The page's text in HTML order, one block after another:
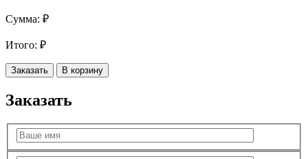
Сумма: ₽
Итого: ₽
Заказать В корзину
Заказать